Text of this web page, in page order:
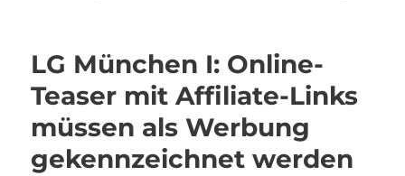
LG München I: Online-
Teaser mit Affiliate-Links
müssen als Werbung
gekennzeichnet werden